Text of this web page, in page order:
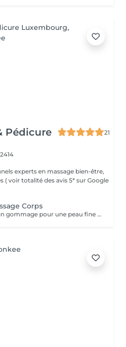
Pédicure
21
experts en massage bien-être,
( voir totalité des avis 5* sur Google
Corps
Exfoliation du corps avec un gommage pour une peau fine et éclatante. Le gommage élimine les cellules mortes et les rugosités. Pour un bronzage uniforme et durable, ce soin est recommandé avant et après les expositions au soleil mais aussi en toutes saisons, pour une peau douce et souple toute l'année. Ce rituel comprend un gommage de 30 min + douche, suivi d'un massage bien-être corps d'1h ou 1h30, pour vous procurer une détente totale et de par son action hydratante laissera à votre peau un toucher satiné et velouté.